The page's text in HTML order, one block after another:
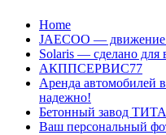
Перейти
содержанию
Home
JAECOO — движение
Solaris — сделано для
АКППСЕРВИС77
Аренда автомобилей
надежно!
Бетонный завод
Ваш персональный